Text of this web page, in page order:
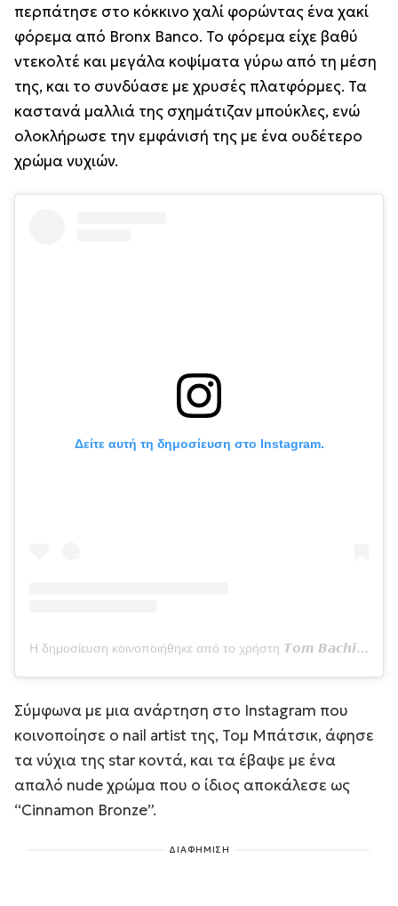
περπάτησε στο κόκκινο χαλί φορώντας ένα χακί
φόρεμα από Bronx Banco. Το φόρεμα είχε βαθύ
ντεκολτέ και μεγάλα κοψίματα γύρω από τη μέση
της, και το συνδύασε με χρυσές πλατφόρμες. Τα
καστανά μαλλιά της σχημάτιζαν μπούκλες, ενώ
ολοκλήρωσε την εμφάνισή της με ένα ουδέτερο
χρώμα νυχιών.
Δείτε αυτή τη δημοσίευση στο Instagram.
Η δημοσίευση κοινοποιήθηκε από το χρήστη 𝙏𝙤𝙢 𝘽𝙖𝙘𝙝𝙞𝙠 Nails (@tombachik)
Σύμφωνα με μια ανάρτηση στο Instagram που
κοινοποίησε ο nail artist της, Τομ Μπάτσικ, άφησε
τα νύχια της star κοντά, και τα έβαψε με ένα
απαλό nude χρώμα που ο ίδιος αποκάλεσε ως
“Cinnamon Bronze”.
ΔΙΑΦΗΜΙΣΗ